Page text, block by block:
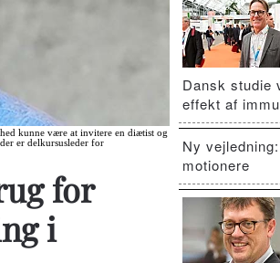
kunne være at invitere en diætist og
er delkursusleder for
for
i
Dansk studie
effekt af
Ny
motionere